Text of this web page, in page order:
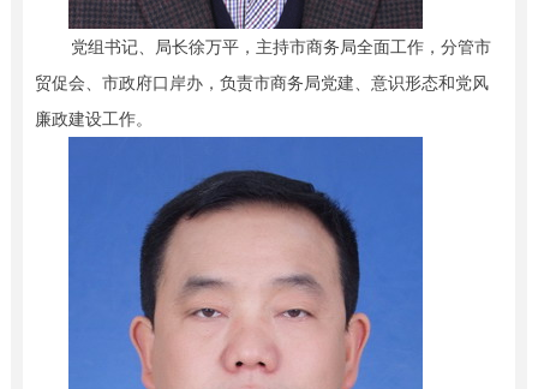
党组书记、局长徐万平，主持市商务局全面工作，分管市
贸促会、市政府口岸办，负责市商务局党建、意识形态和党风
廉政建设工作。